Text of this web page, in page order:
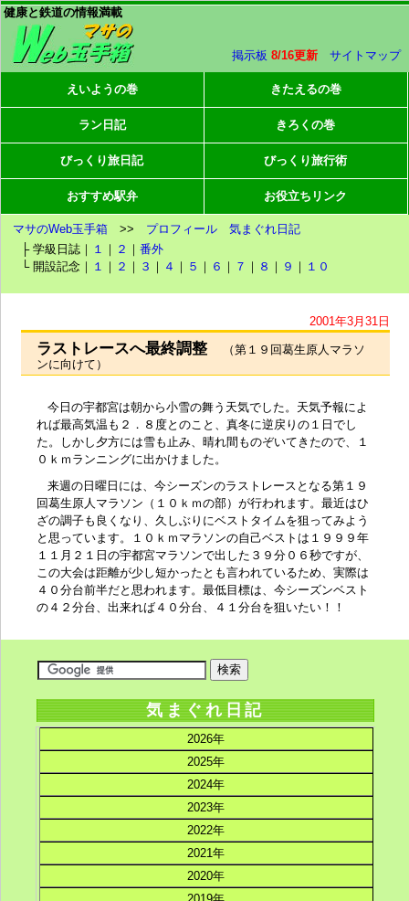
健康と鉄道の情報満載
掲示板 8/16更新 サイトマップ
えいようの巻 きたえるの巻
ラン日記 きろくの巻
びっくり旅日記 びっくり旅行術
おすすめ駅弁 お役立ちリンク
マサのWeb玉手箱 >> プロフィール
気まぐれ日記
├ 学級日誌｜ １ ｜ ２ ｜番外
└ 開設記念｜ １ ｜ ２ ｜ ３ ｜ ４ ｜ ５ ｜ ６ ｜ ７ ｜ ８ ｜ ９ ｜ １０
2001年3月31日
ラストレースへ最終調整
（第１９回葛生原人マラソ
ンに向けて）
今日の宇都宮は朝から小雪の舞う天気でした。天気予報によ
れば最高気温も２．８度とのこと、真冬に逆戻りの１日でし
た。しかし夕方には雪も止み、晴れ間ものぞいてきたので、１
０ｋｍランニングに出かけました。
来週の日曜日には、今シーズンのラストレースとなる第１９
回葛生原人マラソン（１０ｋｍの部）が行われます。最近はひ
ざの調子も良くなり、久しぶりにベストタイムを狙ってみよう
と思っています。
１０ｋｍマラソンの自己ベストは１９９９年
１１月２１日の宇都宮マラソンで出した３９分０６秒ですが、
この大会は距離が少し短かったとも言われているため、実際は
４０分台前半だと思われます。最低目標は、今シーズンベスト
の４２分台、出来れば４０分台、４１分台を狙いたい！！
気まぐれ日記